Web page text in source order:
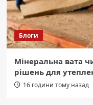
Блоги
Мінеральна вата
рішень для
16 години тому назад